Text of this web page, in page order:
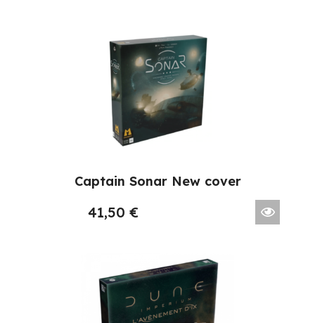
Captain Sonar New cover
41,50€